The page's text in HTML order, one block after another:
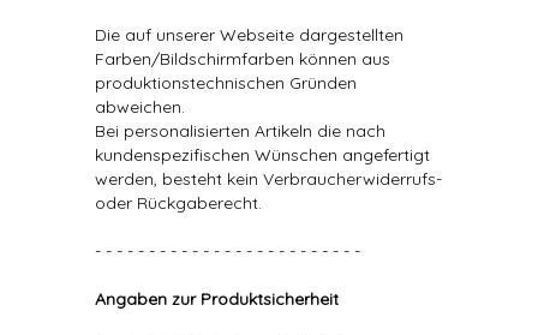
Die auf unserer Webseite dargestellten
Farben/Bildschirmfarben können aus
produktionstechnischen Gründen
abweichen.
Bei personalisierten Artikeln die nach
kundenspezifischen Wünschen angefertigt
werden, besteht kein Verbraucherwiderrufs-
oder Rückgaberecht.
- - - - - - - - - - - - - - - - - - - - - - - - -
Angaben zur Produktsicherheit